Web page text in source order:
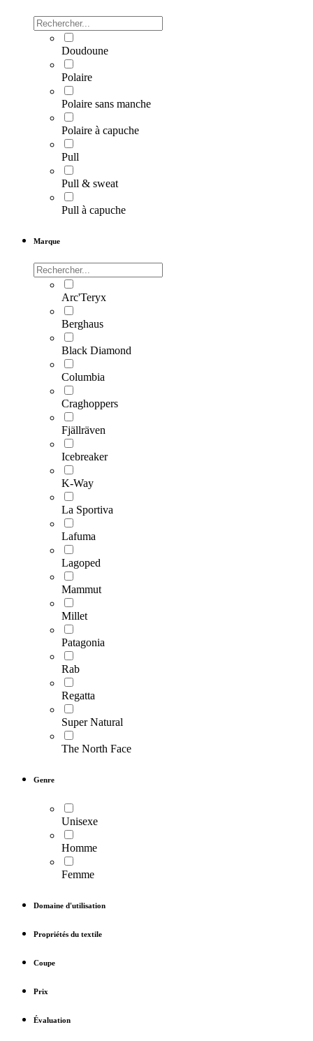
Doudoune
Polaire
Polaire sans manche
Polaire à capuche
Pull
Pull & sweat
Pull à capuche
Marque
Arc'Teryx
Berghaus
Black Diamond
Columbia
Craghoppers
Fjällräven
Icebreaker
K-Way
La Sportiva
Lafuma
Lagoped
Mammut
Millet
Patagonia
Rab
Regatta
Super Natural
The North Face
Genre
Unisexe
Homme
Femme
Domaine d'utilisation
Propriétés du textile
Coupe
Prix
Évaluation